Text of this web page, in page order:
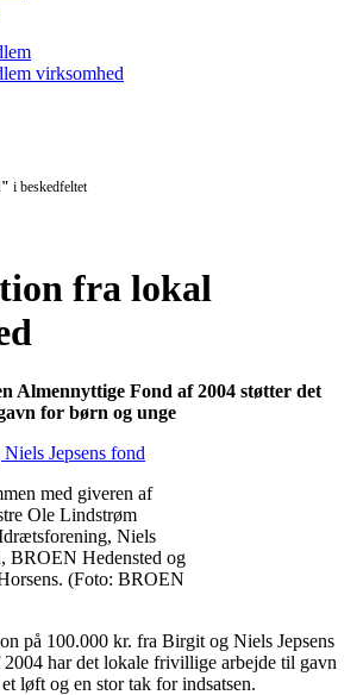
virksomhed
i beskedfeltet
fra lokal
Almennyttige Fond af 2004 støtter det
for børn og unge
med giveren af
Ole Lindstrøm
Niels
BROEN Hedensted og
(Foto: BROEN
på 100.000 kr. fra Birgit og Niels Jepsens
har det lokale frivillige arbejde til gavn
løft og en stor tak for indsatsen.